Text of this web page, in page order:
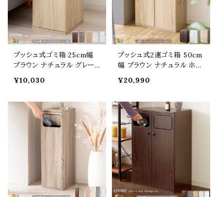
プッシュ式ゴミ箱 25cm幅
ブラウン ナチュラル グレー
石柄 20リットル ごみばこ
ボックス おすすめ おしゃれ
北欧 モダン 幅25cm 奥行き
30cm 高さ48cm サイドテー
ブル フタ付きゴミ箱 20Lポ
リ袋対応 蓋付き くずかご
¥10,030
プッシュ式2連ゴミ箱 50cm
幅 ブラウン ナチュラル ホワ
シュ式ダストボックス くずか
分別式ゴミ箱 おすすめ おし
ゃれ 北欧 モダン スタイリッ
シュ 幅50cm 奥行き30cm
高さ80cm 45リットル 分別
蓋付き フタ付きゴミ箱
¥20,990